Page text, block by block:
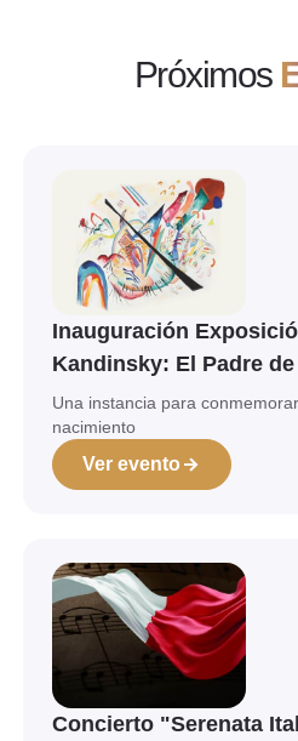
Próximos
Inauguración
Kandinsky: El Padre
Una instancia para
nacimiento
Ver evento
Ver evento
Concierto "Serenata
Ver evento